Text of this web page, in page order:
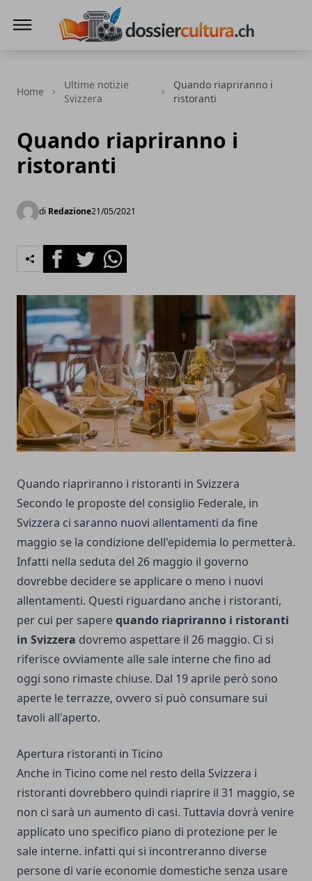
Home
Ultime notizie
Svizzera
Quando riapriranno i
ristoranti
Quando riapriranno i
ristoranti
di Redazione21/05/2021
FacebookTwitterWhatsapp
Quando riapriranno i ristoranti in Svizzera
Secondo le proposte del consiglio Federale, in
Svizzera ci saranno nuovi allentamenti da fine
maggio se la condizione dell'epidemia lo permetterà.
Infatti nella seduta del 26 maggio il governo
dovrebbe decidere se applicare o meno i nuovi
allentamenti. Questi riguardano anche i ristoranti,
per cui per saperequando riapriranno i ristoranti
in Svizzera dovremo aspettare il 26 maggio. Ci si
riferisce ovviamente alle sale interne che fino ad
oggi sono rimaste chiuse. Dal 19 aprile però sono
aperte le terrazze, ovvero si può consumare sui
tavoli all'aperto.
Apertura ristoranti in Ticino
Anche in Ticino come nel resto della Svizzera i
ristoranti dovrebbero quindi riaprire il 31 maggio, se
non ci sarà un aumento di casi. Tuttavia dovrà venire
applicato uno specifico piano di protezione per le
sale interne. infatti qui si incontreranno diverse
persone di varie economie domestiche senza usare